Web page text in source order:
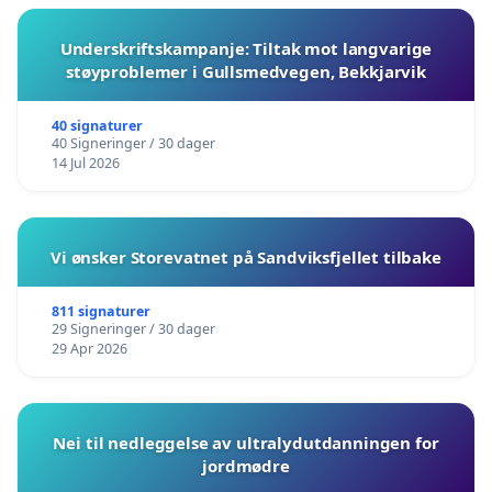
Underskriftskampanje: Tiltak mot langvarige
støyproblemer i Gullsmedvegen, Bekkjarvik
40 signaturer
40 Signeringer / 30 dager
14 Jul 2026
Vi ønsker Storevatnet på Sandviksfjellet tilbake
811 signaturer
29 Signeringer / 30 dager
29 Apr 2026
Nei til nedleggelse av ultralydutdanningen for
jordmødre